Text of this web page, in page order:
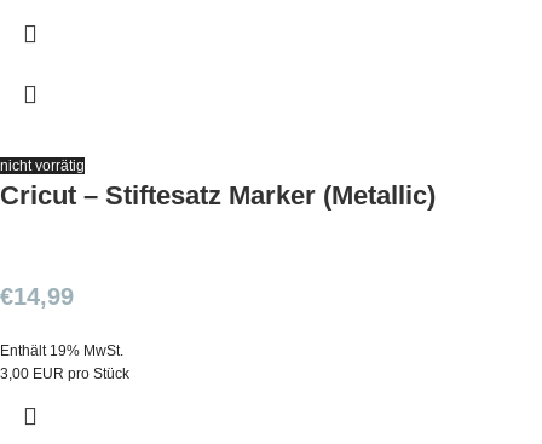
nicht vorrätig
Cricut – Stiftesatz Marker (Metallic)
€14,99
Enthält 19% MwSt.
3,00 EUR pro Stück